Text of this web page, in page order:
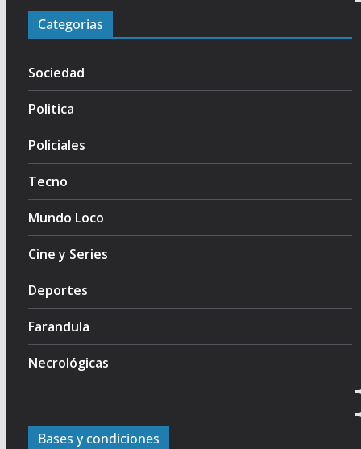
Categorias
Sociedad
Politica
Policiales
Tecno
Mundo Loco
Cine y Series
Deportes
Farandula
Necrológicas
Bases y condiciones